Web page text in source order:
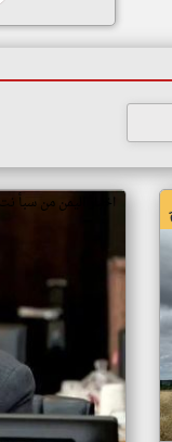
اخبار اليمن من سبأ نت